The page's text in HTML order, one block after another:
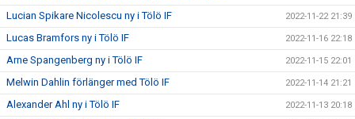
Lucian Spikare Nicolescu ny i Tölö IF 2022-11-22 21:39
Lucas Bramfors ny i Tölö IF 2022-11-16 22:18
Arne Spangenberg ny i Tölö IF 2022-11-15 22:01
Melwin Dahlin förlänger med Tölö IF 2022-11-14 21:21
Alexander Ahl ny i Tölö IF 2022-11-13 20:18